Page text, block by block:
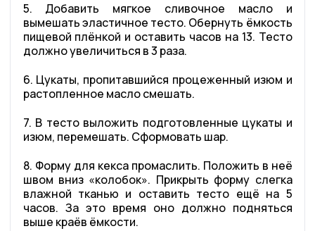
5. Добавить мягкое сливочное масло и
вымешать эластичное тесто. Обернуть ёмкость
пищевой плёнкой и оставить часов на 13. Тесто
должно увеличиться в 3 раза.
6. Цукаты, пропитавшийся процеженный изюм и
растопленное масло смешать.
7. В тесто выложить подготовленные цукаты и
изюм, перемешать. Сформовать шар.
8. Форму для кекса промаслить. Положить в неё
швом вниз «колобок». Прикрыть форму слегка
влажной тканью и оставить тесто ещё на 5
часов. За это время оно должно подняться
выше краёв ёмкости.